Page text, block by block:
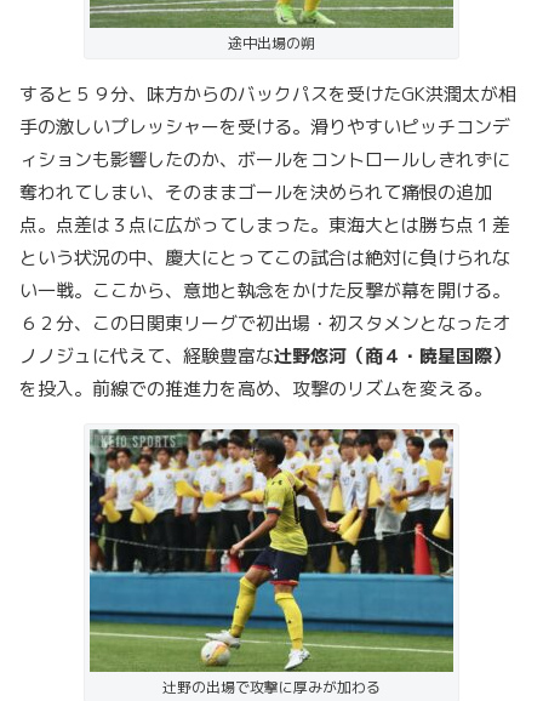
途中出場の朔
すると５９分、味方からのバックパスを受けたGK洪潤太が相
手の激しいプレッシャーを受ける。滑りやすいピッチコンデ
ィションも影響したのか、ボールをコントロールしきれずに
奪われてしまい、そのままゴールを決められて痛恨の追加
点。点差は３点に広がってしまった。東海大とは勝ち点１差
という状況の中、慶大にとってこの試合は絶対に負けられな
い一戦。ここから、意地と執念をかけた反撃が幕を開ける。
６２分、この日関東リーグで初出場・初スタメンとなったオ
ノノジュに代えて、経験豊富な辻野悠河（商４・暁星国際）
を投入。前線での推進力を高め、攻撃のリズムを変える。
辻野の出場で攻撃に厚みが加わる